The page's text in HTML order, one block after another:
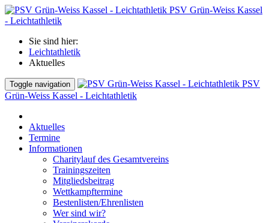
PSV Grün-Weiss Kassel
- Leichtathletik
Sie sind hier:
Leichtathletik
Aktuelles
Toggle navigation
PSV
Grün-Weiss Kassel - Leichtathletik
Aktuelles
Termine
Informationen
Charitylauf des Gesamtvereins
Trainingszeiten
Mitgliedsbeitrag
Wettkampftermine
Bestenlisten/Ehrenlisten
Wer sind wir?